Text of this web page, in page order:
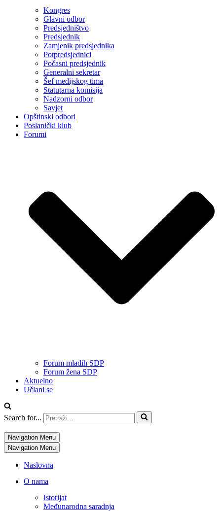
Kongres
Glavni odbor
Predsjedništvo
Predsjednik
Zamjenik predsjednika
Potpredsjednici
Počasni predsjednik
Generalni sekretar
Šef medijskog tima
Statutarna komisija
Nadzorni odbor
Savjet
Opštinski odbori
Poslanički klub
Forumi
Forum mladih SDP
Forum žena SDP
Aktuelno
Učlani se
Search for...
Navigation Menu
Navigation Menu
Naslovna
O nama
Istorijat
Međunarodna saradnja